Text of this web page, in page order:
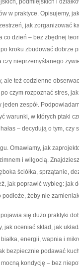
podmiejskich i
w praktyce. Opisujemy,
jak zorganizować
co dzień – bez zbędnej
kroku zbudować dobrze
czy nieprzemyślanego
ale też codzienne
czym rozpoznać stres,
zespół.
warunki, w których ptaki
– decydują o tym, czy
Omawiamy, jak
i wilgocią.
ściółka, sprzątanie,
jak poprawić wybieg: jak
żeby nie
się dużo praktyki
oceniać skład, jak
energii, wapnia i
bezpiecznie podawać
kondycję – bez